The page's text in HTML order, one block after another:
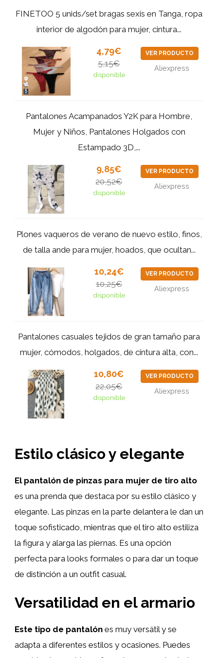
FINETOO 5 unids/set bragas sexis en Tanga, ropa
interior de algodón para mujer, cintura...
4,79€
5,15€
disponible
VER PRODUCTO
Aliexpress
Pantalones Acampanados Y2K para Hombre,
Mujer y Niños, Pantalones Holgados con
Estampado 3D,...
9,85€
20,52€
disponible
VER PRODUCTO
Aliexpress
Plones vaqueros de verano de nuevo estilo, finos,
de talla ande para mujer, hoados, que ocultan...
10,24€
10,25€
disponible
VER PRODUCTO
Aliexpress
Pantalones casuales tejidos de gran tamaño para
mujer, cómodos, holgados, de cintura alta, con...
10,80€
22,05€
disponible
VER PRODUCTO
Aliexpress
Estilo clásico y elegante
El pantalón de pinzas para mujer de tiro alto
es una prenda que destaca por su estilo clásico y
elegante. Las pinzas en la parte delantera le dan un
toque sofisticado, mientras que el tiro alto estiliza
la figura y alarga las piernas. Es una opción
perfecta para looks formales o para dar un toque
de distinción a un outfit casual.
Versatilidad en el armario
Este tipo de pantalón es muy versátil y se
adapta a diferentes estilos y ocasiones. Puedes